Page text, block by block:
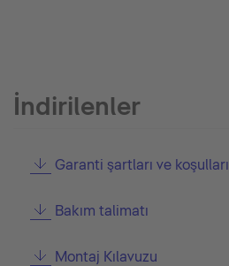
İndirilenler
Garanti şartları ve koşulları
Bakım talimatı
Montaj Kılavuzu